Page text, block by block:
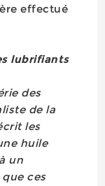
effectué
lubrifiants
des
de la
les
huile
un
ces